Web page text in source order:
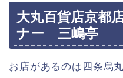
大丸百貨店京都
ナー 三嶋亭
お店があるのは四条烏